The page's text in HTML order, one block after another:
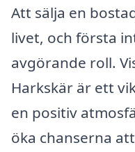
Att sälja en
livet, och första
avgörande roll.
Harkskär är ett
en positiv
öka chanserna